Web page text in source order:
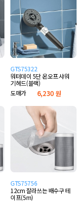
GTS75322
워터데이 5단 온오프 샤워
기헤드(블랙)
도매가
6,230 원
GTS75756
12cm 잘라쓰는 배수구 테
이프(5m)